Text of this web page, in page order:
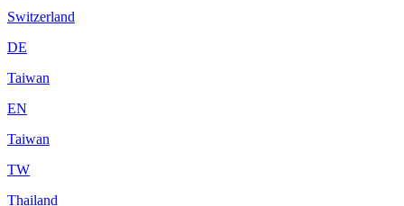
Switzerland
DE
Taiwan
EN
Taiwan
TW
Thailand